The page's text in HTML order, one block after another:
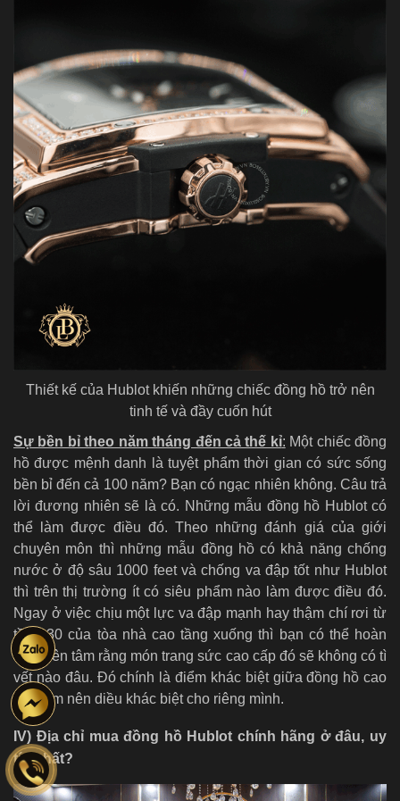
Thiết kế của Hublot khiến những chiếc đồng hồ trở nên
tinh tế và đầy cuốn hút
Sự bền bỉ theo năm tháng đến cả thế kỉ: Một chiếc đồng
hồ được mệnh danh là tuyệt phẩm thời gian có sức sống
bền bỉ đến cả 100 năm? Bạn có ngạc nhiên không. Câu trả
lời đương nhiên sẽ là có. Những mẫu đồng hồ Hublot có
thể làm được điều đó. Theo những đánh giá của giới
chuyên môn thì những mẫu đồng hồ có khả năng chống
nước ở độ sâu 1000 feet và chống va đập tốt như Hublot
thì trên thị trường ít có siêu phẩm nào làm được điều đó.
Ngay ở việc chịu một lực va đập mạnh hay thậm chí rơi từ
tầng 30 của tòa nhà cao tầng xuống thì bạn có thể hoàn
toàn yên tâm rằng món trang sức cao cấp đó sẽ không có tì
vết nào đâu. Đó chính là điểm khác biệt giữa đồng hồ cao
cấp làm nên diều khác biệt cho riêng mình.
IV) Địa chỉ mua đồng hồ Hublot chính hãng ở đâu, uy
tín nhất?